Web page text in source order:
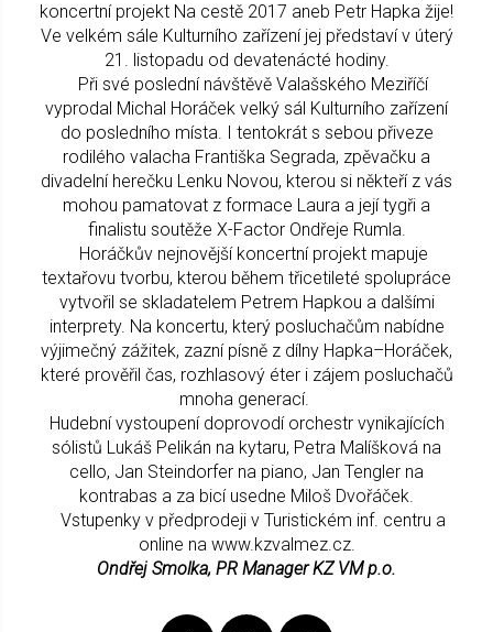
koncertní projekt Na cestě 2017 aneb Petr Hapka žije!
Ve velkém sále Kulturního zařízení jej představí v úterý
21. listopadu od devatenácté hodiny.
Při své poslední návštěvě Valašského Meziříčí
vyprodal Michal Horáček velký sál Kulturního zařízení
do posledního místa. I tentokrát s sebou přiveze
rodilého valacha Františka Segrada, zpěvačku a
divadelní herečku Lenku Novou, kterou si někteří z vás
mohou pamatovat z formace Laura a její tygři a
finalistu soutěže X-Factor Ondřeje Rumla.
Horáčkův nejnovější koncertní projekt mapuje
textařovu tvorbu, kterou během třicetileté spolupráce
vytvořil se skladatelem Petrem Hapkou a dalšími
interprety. Na koncertu, který posluchačům nabídne
výjimečný zážitek, zazní písně z dílny Hapka–Horáček,
které prověřil čas, rozhlasový éter i zájem posluchačů
mnoha generací.
Hudební vystoupení doprovodí orchestr vynikajících
sólistů Lukáš Pelikán na kytaru, Petra Malíšková na
cello, Jan Steindorfer na piano, Jan Tengler na
kontrabas a za bicí usedne Miloš Dvořáček.
Vstupenky v předprodeji v Turistickém inf. centru a
online na www.kzvalmez.cz.
Ondřej Smolka, PR Manager KZ VM p.o.